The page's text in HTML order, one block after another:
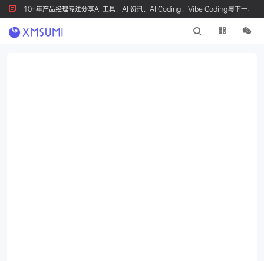
10+年产品经理专注分享AI 工具、AI 资讯、AI Coding、Vibe Coding与下一代
产品创新，按 Ctrl+D 收藏我们